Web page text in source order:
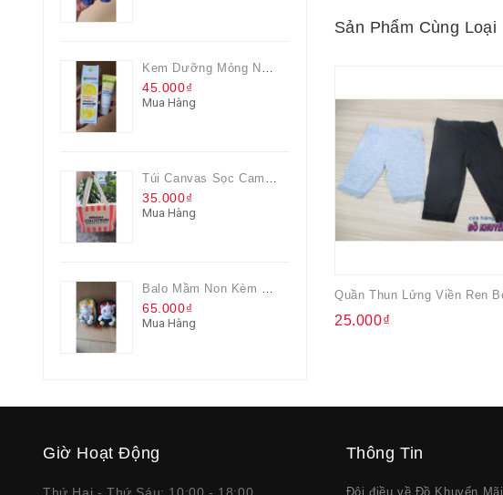
Kem Dưỡng Mỏng Nhẹ Cấp Ẩm & Sáng Da Vitamin C 20ml
45.000₫
Mua Hàng
Túi Canvas Sọc Cam Có Dây Kéo
35.000₫
Mua Hàng
Balo Mầm Non Kèm Thú Bông Cho Bé
65.000₫
Mua Hàng
Sản Phẩm Cùng Loại
25.000₫
Giờ Hoạt Động Thông Tin
Đôi điều về Đồ Khuyến Mãi